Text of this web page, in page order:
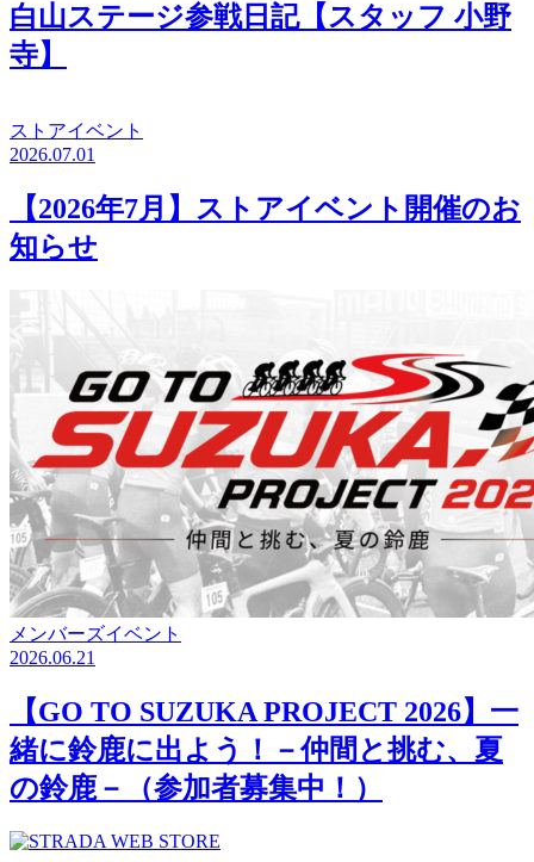
白山ステージ参戦日記【スタッフ 小野
寺】
ストアイベント
2026.07.01
【2026年7月】ストアイベント開催のお
知らせ
メンバーズイベント
2026.06.21
【GO TO SUZUKA PROJECT 2026】一
緒に鈴鹿に出よう！－仲間と挑む、夏
の鈴鹿－（参加者募集中！）